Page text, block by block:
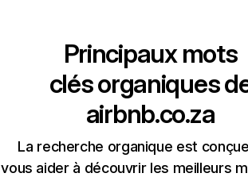
Principaux mots
clés organiques
airbnb.co.za
La recherche organique est
vous aider à découvrir les meilleurs